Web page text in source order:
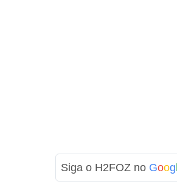
Siga o H2FOZ no Goog